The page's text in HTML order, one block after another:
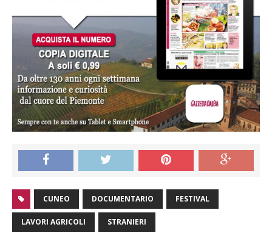
CUNEO DOCUMENTARIO FESTIVAL
LAVORI AGRICOLI STRANIERI